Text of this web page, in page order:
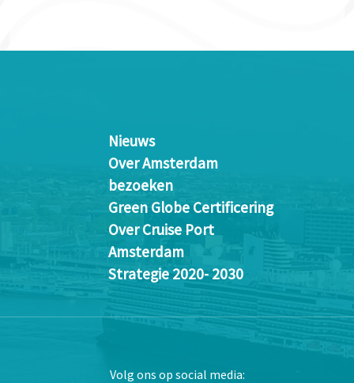
Nieuws
Over Amsterdam
bezoeken
Green Globe Certificering
Over Cruise Port
Amsterdam
Strategie 2020- 2030
Volg ons op social media: